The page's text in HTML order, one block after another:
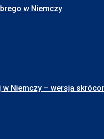
w Niemczy
w Niemczy – wersja